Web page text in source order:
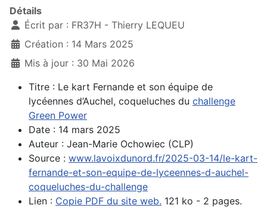
Détails
Écrit par : FR37H - Thierry LEQUEU
Création : 14 Mars 2025
Mis à jour : 30 Mai 2026
Titre : Le kart Fernande et son équipe de
lycéennes d’Auchel, coqueluches du challenge
Green Power
Date : 14 mars 2025
Auteur : Jean-Marie Ochowiec (CLP)
Source : www.lavoixdunord.fr/2025-03-14/le-kart-
fernande-et-son-equipe-de-lyceennes-d-auchel-
coqueluches-du-challenge
Lien : Copie PDF du site web. 121 ko - 2 pages.